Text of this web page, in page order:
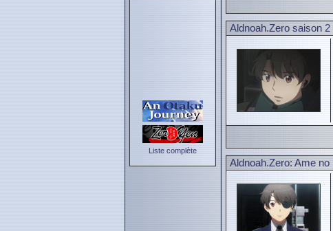
Liste complète
Aldnoah.Zero saison 2
Aldnoah.Zero: Ame